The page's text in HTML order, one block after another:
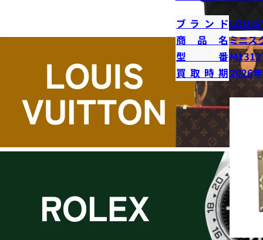
ブランドLOUIS
商品名ミニス
型番
買取時期2026